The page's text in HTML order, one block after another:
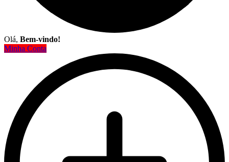
Olá, Bem-vindo!
Minha Conta